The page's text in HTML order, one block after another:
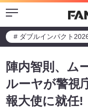
Menu
# ダブルインパクト
陣内智則、ム
ルーヤが警視
報大使に就任!